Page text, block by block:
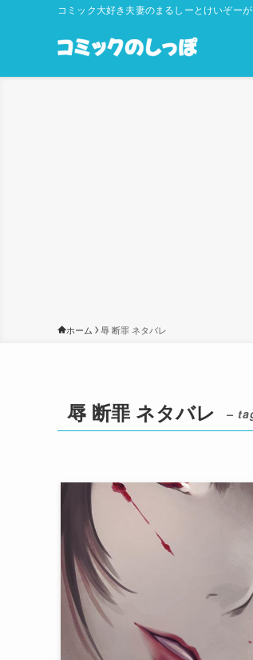
コミック大好き夫妻のまるしーとけいぞー
ホーム 辱 断罪 ネタバレ
辱 断罪 ネタバレ –